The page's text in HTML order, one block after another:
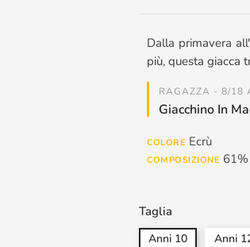
Dalla primavera
più, questa giacca
RAGAZZA - 8/18
Giacchino In
COLORE Ecrù
COMPOSIZIONE
Taglia
Anni 10 Anni